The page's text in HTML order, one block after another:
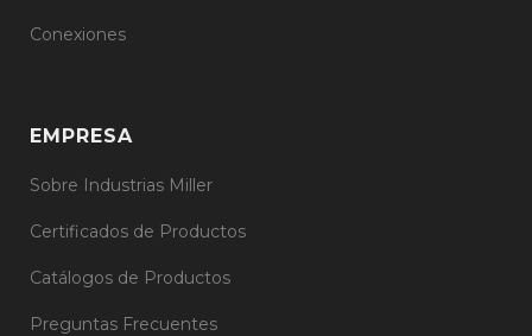
Conexiones
EMPRESA
Sobre Industrias Miller
Certificados de Productos
Catálogos de Productos
Preguntas Frecuentes